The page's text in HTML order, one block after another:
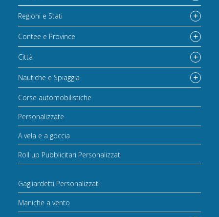
Regioni e Stati
Contee e Province
Città
Nautiche e Spiaggia
Corse automobilistiche
Personalizzate
A vela e a goccia
Roll up Pubblicitari Personalizzati
Gagliardetti Personalizzati
Maniche a vento